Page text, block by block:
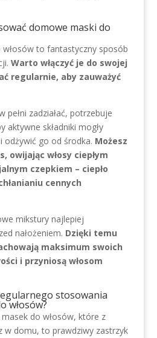
domowe maski do
to fantastyczny sposób
Warto włączyć je do swojej
regularnie, aby zauważyć
pełni zadziałać, potrzebuje
aktywne składniki mogły
odżywić go od środka. Możesz
owijając włosy ciepłym
czepkiem – ciepło
cennych
mikstury najlepiej
nałożeniem. Dzięki temu
maksimum swoich
i przyniosą włosom
stosowania
włosów?
do włosów, które z
w domu, to prawdziwy zastrzyk